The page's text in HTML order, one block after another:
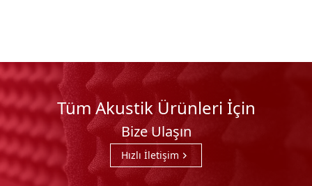
Tüm Akustik Ürünleri İçin
Bize Ulaşın
Hızlı İletişim